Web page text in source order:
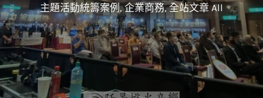
主題活動統籌案例,企業商務,全站文章 All